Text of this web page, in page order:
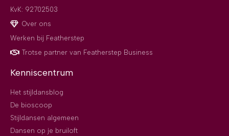
KvK: 92702503
Over ons
Werken bij Featherstep
Trotse partner van Featherstep Business
Kenniscentrum
Het stijldansblog
De bioscoop
Stijldansen algemeen
Dansen op je bruiloft